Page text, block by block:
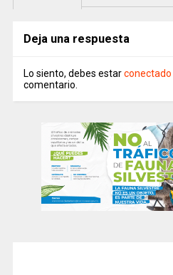
Deja una respuesta
Lo siento, debes estarconectado
comentario.